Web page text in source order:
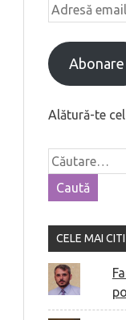
Abonare
Alătură-te
CELE MAI